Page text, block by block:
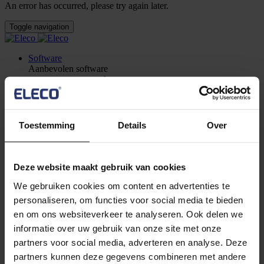
Toestemming Details Over
Deze website maakt gebruik van cookies
We gebruiken cookies om content en advertenties te
personaliseren, om functies voor social media te bieden
en om ons websiteverkeer te analyseren. Ook delen we
informatie over uw gebruik van onze site met onze
partners voor social media, adverteren en analyse. Deze
partners kunnen deze gegevens combineren met andere
An error has occurred, please try again later.
Toggle navigation
Software
Aanbevolen software
Asta Powerproject
Krachtig eenvoudige software voor projectbeheer en
risicoanalyse
Webgebaseerd portaal voor het beheren van Asta
projecten door gebruikers te laten werken binnen de portfolio
Tool voor gezamenlijk taakbeheer
Asta Powerproject 4D
Gebruik de power van 4D om uw planning te optimaliseren
met geïntegreerde module om eenvoudig 4D-planningen te
genereren
Bekijk alle software